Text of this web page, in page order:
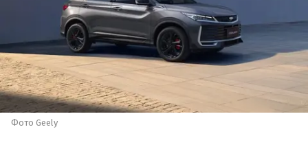
Фото Geely